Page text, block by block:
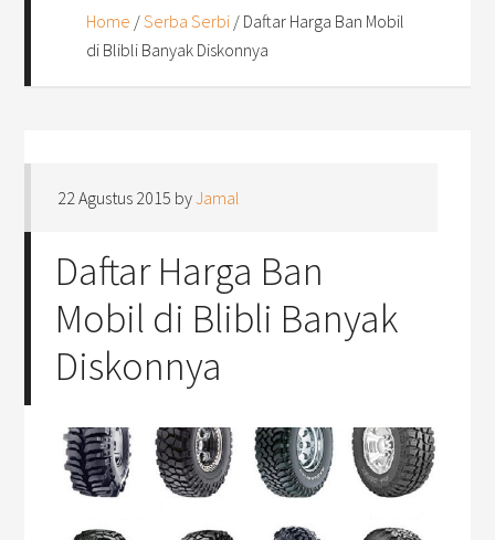
Home /Serba Serbi / Daftar Harga Ban Mobil
di Blibli Banyak Diskonnya
22 Agustus 2015 byJamal
Daftar Harga Ban
Mobil di Blibli Banyak
Diskonnya